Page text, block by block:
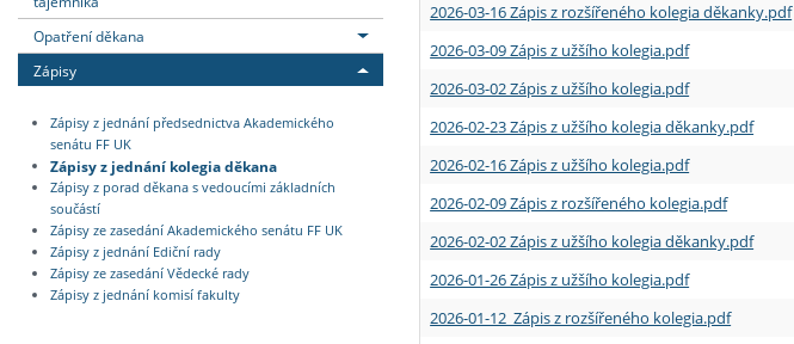
Opatření děkana
Zápisy
Zápisy z jednání předsednictva Akademického
senátu FF UK
Zápisy z jednání kolegia děkana
Zápisy z porad děkana s vedoucími základních
součástí
Zápisy ze zasedání Akademického senátu FF UK
Zápisy z jednání Ediční rady
Zápisy ze zasedání Vědecké rady
Zápisy z jednání komisí fakulty
2026-03-16 Zápis z rozšířeného kolegia děkanky.pdf
2026-03-09 Zápis z užšího kolegia.pdf
2026-03-02 Zápis z užšího kolegia.pdf
2026-02-23 Zápis z užšího kolegia děkanky.pdf
2026-02-16 Zápis z užšího kolegia.pdf
2026-02-09 Zápis z rozšířeného kolegia.pdf
2026-02-02 Zápis z užšího kolegia děkanky.pdf
2026-01-26 Zápis z užšího kolegia.pdf
2026-01-12 Zápis z rozšířeného kolegia.pdf